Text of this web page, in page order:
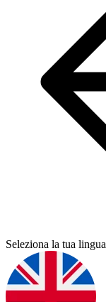
Seleziona la tua lingua